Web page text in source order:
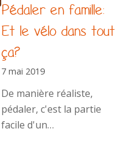
Pédaler en famille:
Et le vélo dans tout
ça?
7 mai 2019
De manière réaliste,
pédaler, c'est la partie
facile d'un…